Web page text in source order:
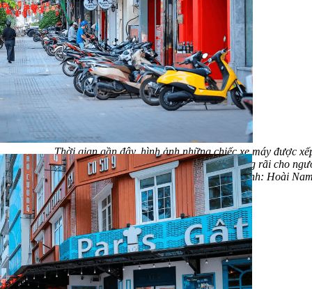
Thời gian gần đây, hình ảnh những chiếc xe máy được
mép tường, dành lại khoảng không gian rộng rãi cho
hiếm gặp trên nhiều tuyến phố ở Hà Nội. (Ảnh: Hoài